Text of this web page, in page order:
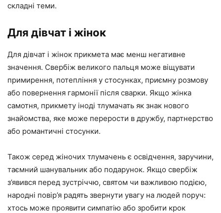
складні теми.
Для дівчат і жінок
Для дівчат і жінок прикмета має менш негативне
значення. Свербіж великого пальця може віщувати
примирення, потепління у стосунках, приємну розмову
або повернення гармонії після сварки. Якщо жінка
самотня, прикмету іноді тлумачать як знак нового
знайомства, яке може перерости в дружбу, партнерство
або романтичні стосунки.
Також серед жіночих тлумачень є освідчення, заручини,
таємний шанувальник або подарунок. Якщо свербіж
з’явився перед зустріччю, святом чи важливою подією,
народні повір’я радять звернути увагу на людей поруч:
хтось може проявити симпатію або зробити крок